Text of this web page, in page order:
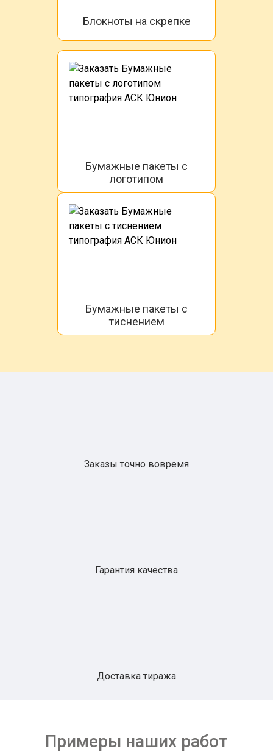
Блокноты на скрепке
Бумажные пакеты с
логотипом
Бумажные пакеты с
тиснением
Заказы точно вовремя
Гарантия качества
Доставка тиража
Примеры наших работ